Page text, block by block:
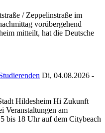
/ Zeppelinstraße im
vorübergehend
mitteilt, hat die Deutsche
Di, 04.08.2026 -
Hildesheim Hi Zukunft
Veranstaltungen am
bis 18 Uhr auf dem Citybeach